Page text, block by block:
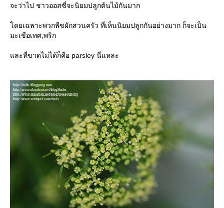
จะว่าไป ชาวออสซี่จะนิยมปลูกต้นไม้กันมาก
ดยเฉพาะพวกพืชผักสวนครัว ที่เห็นนิยมปลูกกันอย่างมาก ก็จะเป็น
มะเขือเทศ,พริก
ละที่ขาดไม่ได้ก็คือ parsley นี่แหละ